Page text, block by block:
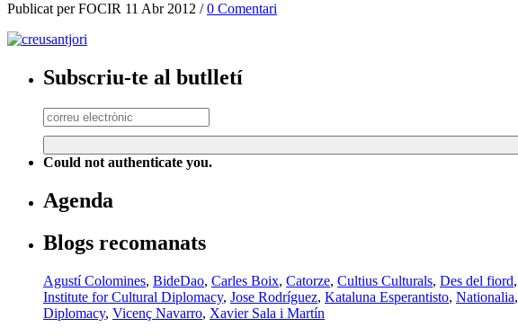
Publicat per FOCIR 11 Abr 2012 /0 Comentari
Subscriu-te al butlletí
Could not authenticate you.
Agenda
Blogs recomanats
Agustí Colomines, BideDao, Carles Boix, Catorze, Cultius Culturals, Des del fiord,
Institute for Cultural Diplomacy, Jose Rodríguez, Kataluna Esperantisto, Nationalia,
Diplomacy, Vicenç Navarro, Xavier Sala i Martín